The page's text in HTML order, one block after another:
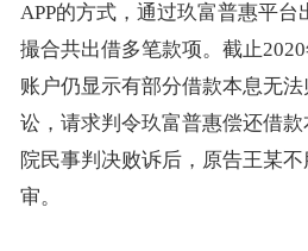
APP的方式，通过玖富普惠平
撮合共出借多笔款项。截止
账户仍显示有部分借款本息无
讼，请求判令玖富普惠偿还借
院民事判决败诉后，原告王某
审。